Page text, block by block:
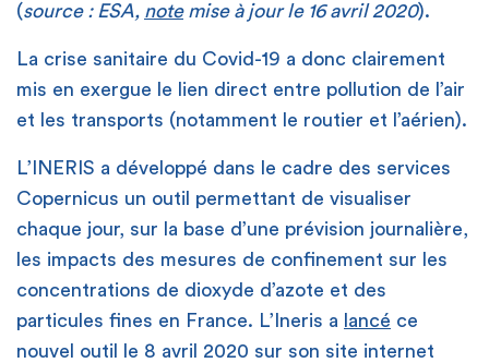
(source : ESA, notemise à jour le 16 avril 2020).
La crise sanitaire du Covid-19 a donc clairement
mis en exergue le lien direct entre pollution de l’air
et les transports (notamment le routier et l’aérien).
L’INERIS a développé dans le cadre des services
Copernicus un outil permettant de visualiser
chaque jour, sur la base d’une prévision journalière,
les impacts des mesures de confinement sur les
concentrations de dioxyde d’azote et des
particules fines en France. L’Ineris a
lancé ce
nouvel outil le 8 avril 2020 sur son site internet